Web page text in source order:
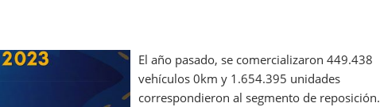
El año pasado, se comercializaron 449.438
vehículos 0km y 1.654.395 unidades
correspondieron al segmento de reposición.